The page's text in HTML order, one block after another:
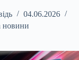
04.06.2026
новини